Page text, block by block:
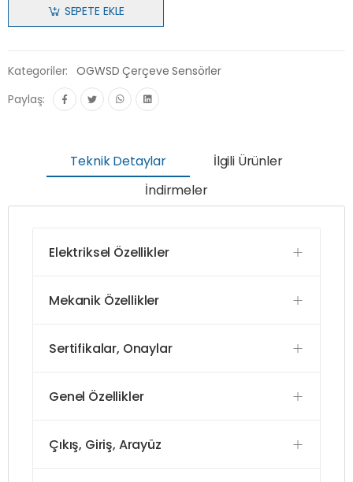
SEPETE EKLE
Kategoriler:
OGWSD Çerçeve Sensörler
Paylaş:
Teknik Detaylar
İlgili Ürünler
İndirmeler
Elektriksel Özellikler
Mekanik Özellikler
Sertifikalar, Onaylar
Genel Özellikler
Çıkış, Giriş, Arayüz